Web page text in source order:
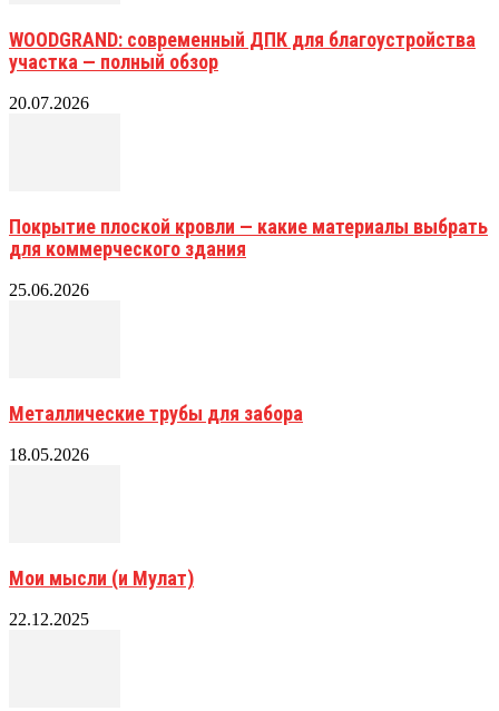
WOODGRAND: современный ДПК для благоустройства
участка — полный обзор
20.07.2026
Покрытие плоской кровли — какие материалы выбрать
для коммерческого здания
25.06.2026
Металлические трубы для забора
18.05.2026
Мои мысли (и Мулат)
22.12.2025